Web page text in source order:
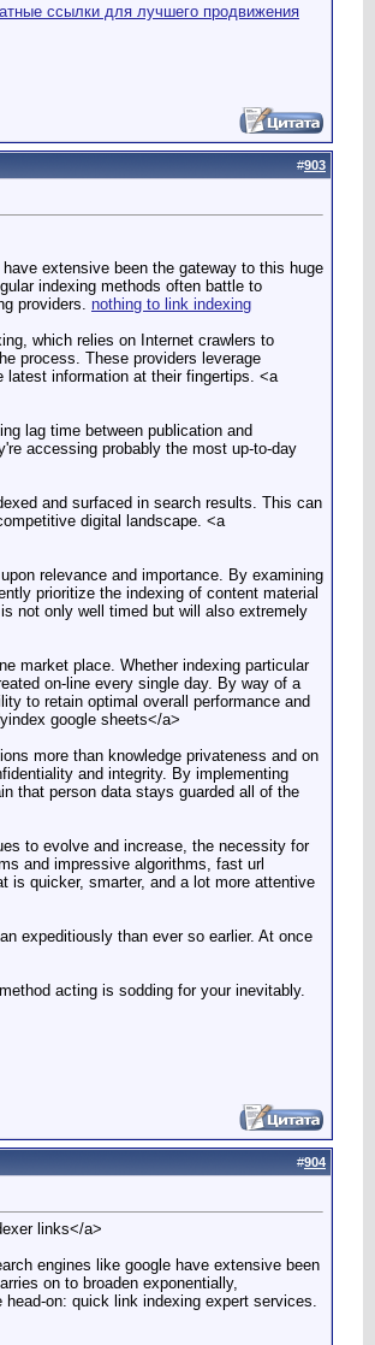
ссылки для лучшего продвижения
#903
extensive been the gateway to this huge
indexing methods often battle to
providers. nothing to link indexing
which relies on Internet crawlers to
process. These providers leverage
information at their fingertips. <a
lag time between publication and
accessing probably the most up-to-day
and surfaced in search results. This can
digital landscape. <a
relevance and importance. By examining
prioritize the indexing of content material
not only well timed but will also extremely
market place. Whether indexing particular
on-line every single day. By way of a
to retain optimal overall performance and
google sheets</a>
more than knowledge privateness and on
and integrity. By implementing
that person data stays guarded all of the
to evolve and increase, the necessity for
and impressive algorithms, fast url
is quicker, smarter, and a lot more attentive
expeditiously than ever so earlier. At once
acting is sodding for your inevitably.
#904
links</a>
engines like google have extensive been
on to broaden exponentially,
on: quick link indexing expert services.